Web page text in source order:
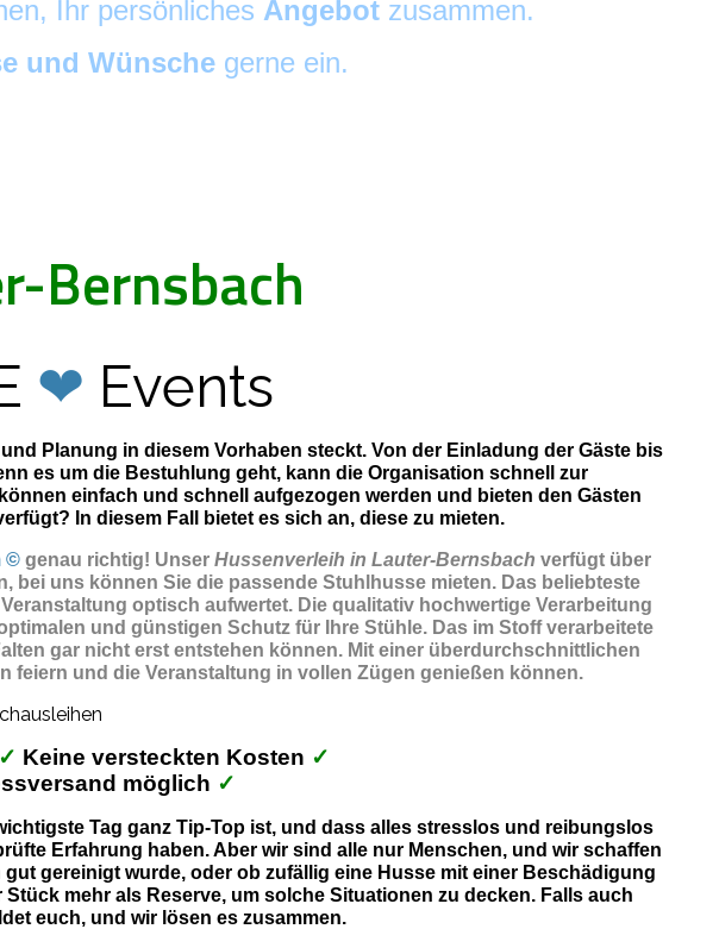
Ihr persönliches Angebot zusammen.
und Wünsche gerne ein.
Bernsbach
❤ Events
Planung in diesem Vorhaben steckt. Von der Einladung der Gäste bis
es um die Bestuhlung geht, kann die Organisation schnell zur
einfach und schnell aufgezogen werden und bieten den Gästen
In diesem Fall bietet es sich an, diese zu mieten.
© genau richtig! Unser Hussenverleih in Lauter-Bernsbach verfügt über
uns können Sie die passende Stuhlhusse mieten. Das beliebteste
optisch aufwertet. Die qualitativ hochwertige Verarbeitung
und günstigen Schutz für Ihre Stühle. Das im Stoff verarbeitete
gar nicht erst entstehen können. Mit einer überdurchschnittlichen
feiern und die Veranstaltung in vollen Zügen genießen können.
✓ Keine versteckten Kosten ✓
möglich ✓
Tag ganz Tip-Top ist, und dass alles stresslos und reibungslos
Erfahrung haben. Aber wir sind alle nur Menschen, und wir schaffen
gereinigt wurde, oder ob zufällig eine Husse mit einer Beschädigung
mehr als Reserve, um solche Situationen zu decken. Falls auch
euch, und wir lösen es zusammen.